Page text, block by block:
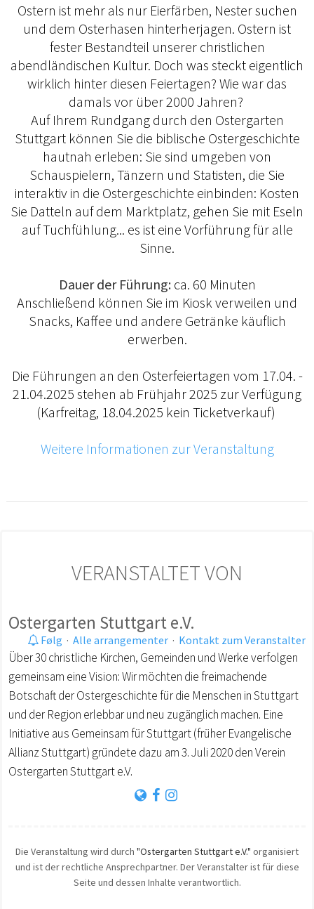
Ostern ist mehr als nur Eierfärben, Nester suchen
und dem Osterhasen hinterherjagen. Ostern ist
fester Bestandteil unserer christlichen
abendländischen Kultur. Doch was steckt eigentlich
wirklich hinter diesen Feiertagen? Wie war das
damals vor über 2000 Jahren?
Auf Ihrem Rundgang durch den Ostergarten
Stuttgart können Sie die biblische Ostergeschichte
hautnah erleben: Sie sind umgeben von
Schauspielern, Tänzern und Statisten, die Sie
interaktiv in die Ostergeschichte einbinden: Kosten
Sie Datteln auf dem Marktplatz, gehen Sie mit Eseln
auf Tuchfühlung... es ist eine Vorführung für alle
Sinne.
Dauer der Führung:ca. 60 Minuten
Anschließend können Sie im Kiosk verweilen und
Snacks, Kaffee und andere Getränke käuflich
erwerben.
Die Führungen an den Osterfeiertagen vom 17.04. -
21.04.2025 stehen ab Frühjahr 2025 zur Verfügung
(Karfreitag, 18.04.2025 kein Ticketverkauf)
Weitere Informationen zur Veranstaltung
VERANSTALTET VON
Ostergarten Stuttgart e.V.
Følg · Alle arrangementer · Kontakt zum Veranstalter
Über 30 christliche Kirchen, Gemeinden und Werke verfolgen
gemeinsam eine Vision: Wir möchten die freimachende
Botschaft der Ostergeschichte für die Menschen in Stuttgart
und der Region erlebbar und neu zugänglich machen. Eine
Initiative aus Gemeinsam für Stuttgart (früher Evangelische
Allianz Stuttgart) gründete dazu am 3. Juli 2020 den Verein
Ostergarten Stuttgart e.V.
Die Veranstaltung wird durch "Ostergarten Stuttgart e.V." organisiert
und ist der rechtliche Ansprechpartner. Der Veranstalter ist für diese
Seite und dessen Inhalte verantwortlich.